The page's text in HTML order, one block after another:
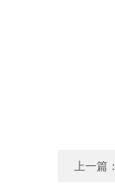
上一篇：